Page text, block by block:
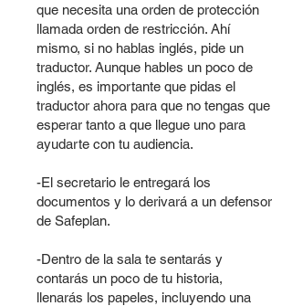
que necesita una orden de protección
llamada orden de restricción. Ahí
mismo, si no hablas inglés, pide un
traductor. Aunque hables un poco de
inglés, es importante que pidas el
traductor ahora para que no tengas que
esperar tanto a que llegue uno para
ayudarte con tu audiencia.
-El secretario le entregará los
documentos y lo derivará a un defensor
de Safeplan.
-Dentro de la sala te sentarás y
contarás un poco de tu historia,
llenarás los papeles, incluyendo una